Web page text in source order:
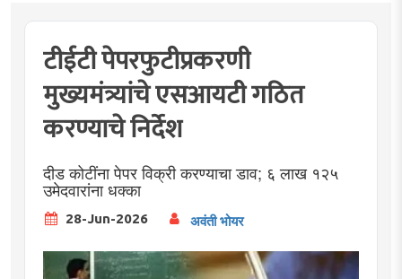
टीईटी पेपरफुटीप्रकरणी
मुख्यमंत्र्यांचे एसआयटी गठित
करण्याचे निर्देश
दीड कोटींना पेपर विक्री करण्याचा डाव; ६ लाख १२५
उमेदवारांना धक्का
28-Jun-2026 अवंती भोयर